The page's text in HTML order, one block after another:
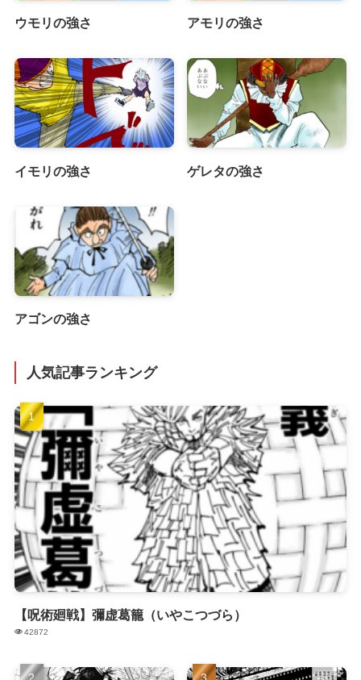
ウモリの強さ アモリの強さ
イモリの強さ ゲレタの強さ
アゴンの強さ
人気記事ランキング
【呪術廻戦】彌虚葛籠（いやこつづら）
42872